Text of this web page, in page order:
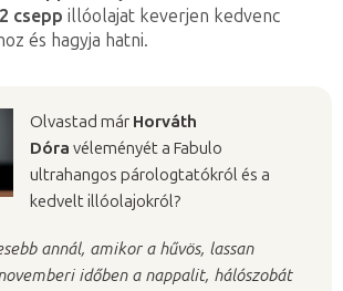
2 csepp illóolajat keverjen kedvenc
és hagyja hatni.
Olvastad már Horváth
Dóra véleményét a Fabulo
ultrahangos párologtatókról és a
kedvelt illóolajokról?
annál, amikor a hűvös, lassan
időben a nappalit, hálószobát